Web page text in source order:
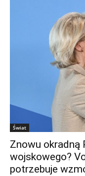
Świat
Znowu okradną
wojskowego?
potrzebuje